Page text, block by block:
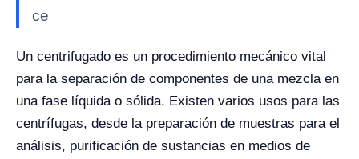
ce
Un centrifugado es un procedimiento mecánico vital
para la separación de componentes de una mezcla en
una fase líquida o sólida. Existen varios usos para las
centrífugas, desde la preparación de muestras para el
análisis, purificación de sustancias en medios de